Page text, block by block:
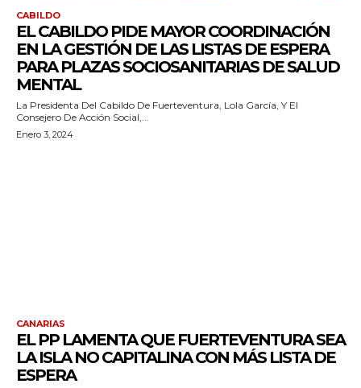
CABILDO
EL CABILDO PIDE MAYOR COORDINACIÓN
EN LA GESTIÓN DE LAS LISTAS DE ESPERA
PARA PLAZAS SOCIOSANITARIAS DE SALUD
MENTAL
La Presidenta Del Cabildo De Fuerteventura, Lola García, Y El
Consejero De Acción Social,...
Enero 3, 2024
CANARIAS
EL PP LAMENTA QUE FUERTEVENTURA SEA
LA ISLA NO CAPITALINA CON MÁS LISTA DE
ESPERA